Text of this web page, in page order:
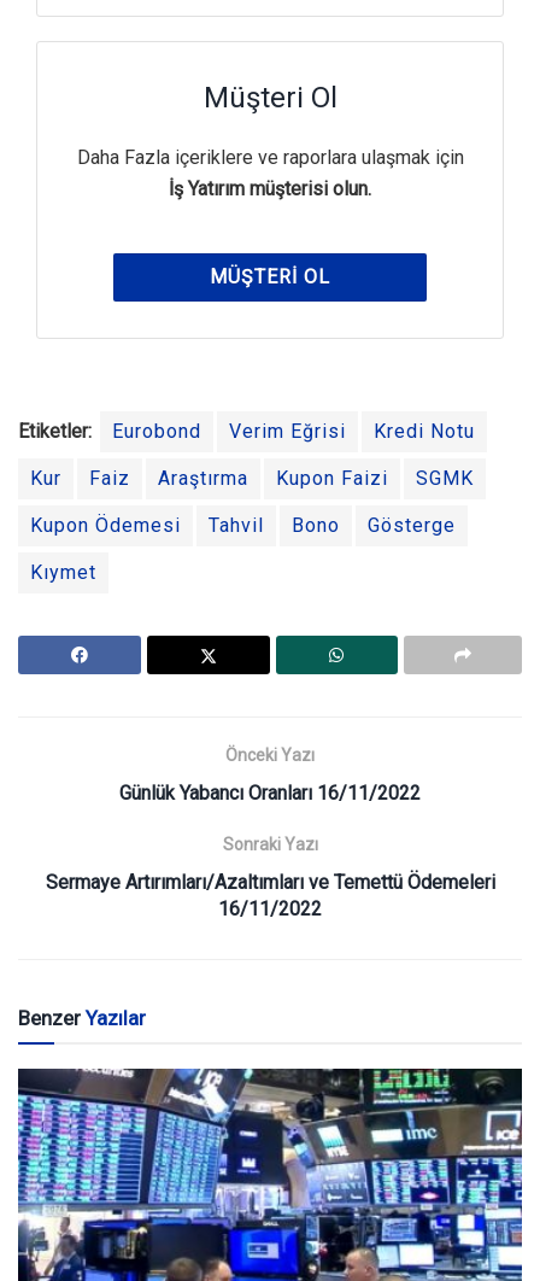
Müşteri Ol
Daha Fazla içeriklere ve raporlara ulaşmak için
İş Yatırım müşterisi olun.
MÜŞTERI OL
Etiketler: Eurobond Verim Eğrisi Kredi Notu
Kur Faiz Araştırma Kupon Faizi SGMK
Kupon Ödemesi Tahvil Bono Gösterge
Kıymet
Önceki Yazı
Günlük Yabancı Oranları 16/11/2022
Sonraki Yazı
Sermaye Artırımları/Azaltımları ve Temettü Ödemeleri
16/11/2022
BenzerYazılar